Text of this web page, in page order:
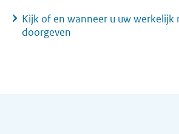
Kijk of en wanneer u uw werkelijk
doorgeven